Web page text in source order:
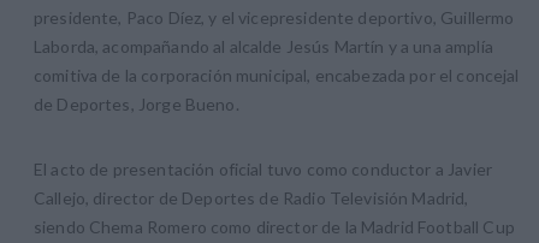
presidente, Paco Díez, y el vicepresidente deportivo, Guillermo
Laborda, acompañando al alcalde Jesús Martín y a una amplía
comitiva de la corporación municipal, encabezada por el concejal
de Deportes, Jorge Bueno.
El acto de presentación oficial tuvo como conductor a Javier
Callejo, director de Deportes de Radio Televisión Madrid,
siendo Chema Romero como director de la Madrid Football Cup